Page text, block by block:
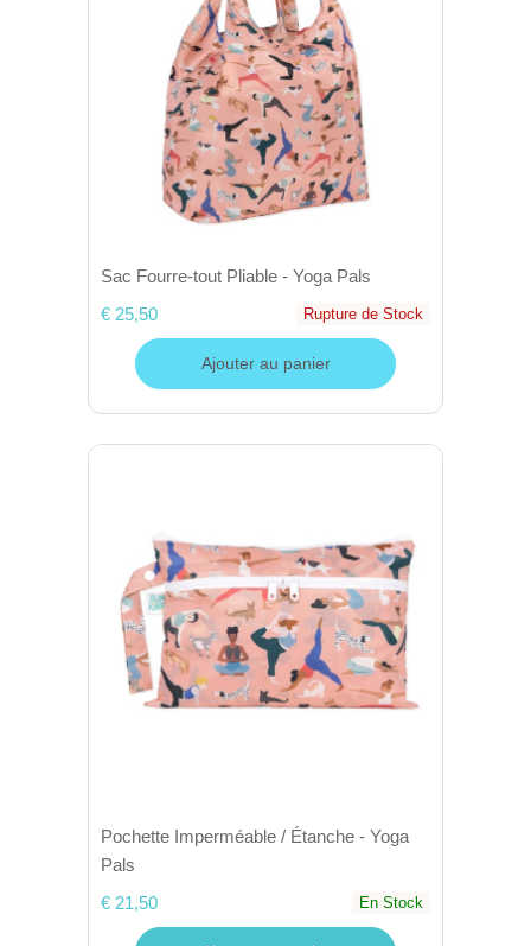
Sac Fourre-tout Pliable - Yoga Pals
€ 25,50
Rupture de Stock
Ajouter au panier
Pochette Imperméable / Étanche - Yoga
Pals
€ 21,50
En Stock